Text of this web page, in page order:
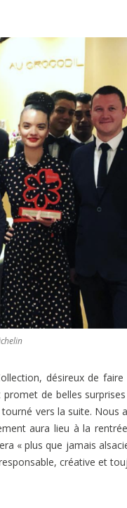
désireux de
de belles
vers la suite.
aura lieu à la
« plus que jamais
créative et